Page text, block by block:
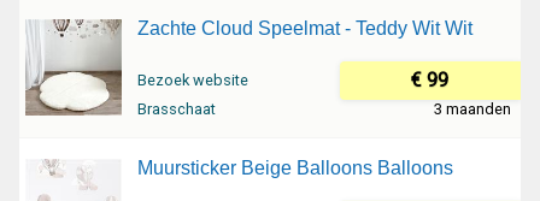
Zachte Cloud Speelmat - Teddy Wit Wit
Bezoek website € 99
Brasschaat 3 maanden
Muursticker Beige Balloons Balloons